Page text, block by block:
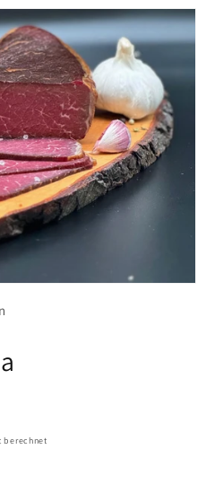
berechnet